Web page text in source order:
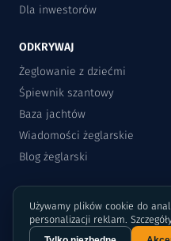
Używamy plików cookie do
personalizacji reklam.
Dla inwestorów
ODKRYWAJ
Żeglowanie z dziećmi
Śpiewnik szantowy
Baza jachtów
Wiadomości żeglarskie
Blog żeglarski